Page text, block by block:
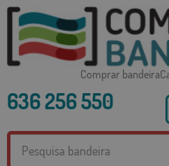
Comprar
636 256 550